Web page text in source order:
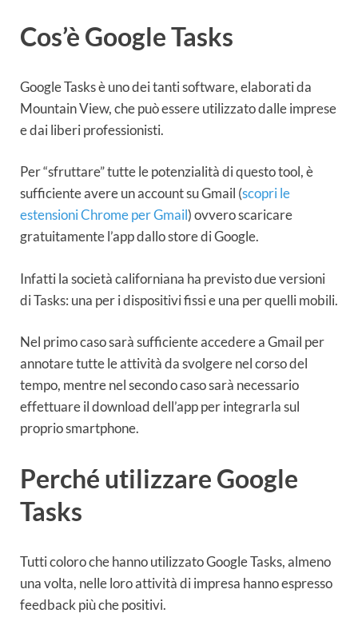
Cos’è Google Tasks
Google Tasks è uno dei tanti software, elaborati da
Mountain View, che può essere utilizzato dalle imprese
e dai liberi professionisti.
Per “sfruttare” tutte le potenzialità di questo tool, è
sufficiente avere un account su Gmail (scopri le
estensioni Chrome per Gmail) ovvero scaricare
gratuitamente l’app dallo store di Google.
Infatti la società californiana ha previsto due versioni
di Tasks: una per i dispositivi fissi e una per quelli mobili.
Nel primo caso sarà sufficiente accedere a Gmail per
annotare tutte le attività da svolgere nel corso del
tempo, mentre nel secondo caso sarà necessario
effettuare il download dell’app per integrarla sul
proprio smartphone.
Perché utilizzare Google
Tasks
Tutti coloro che hanno utilizzato Google Tasks, almeno
una volta, nelle loro attività di impresa hanno espresso
feedback più che positivi.